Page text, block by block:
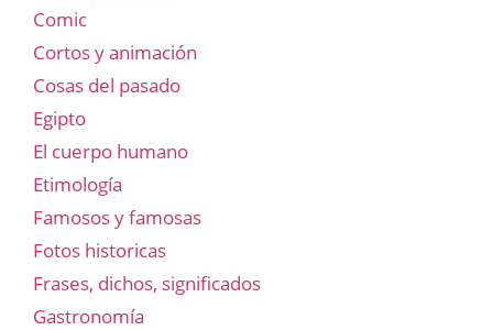
Comic
Cortos y animación
Cosas del pasado
Egipto
El cuerpo humano
Etimología
Famosos y famosas
Fotos historicas
Frases, dichos, significados
Gastronomía